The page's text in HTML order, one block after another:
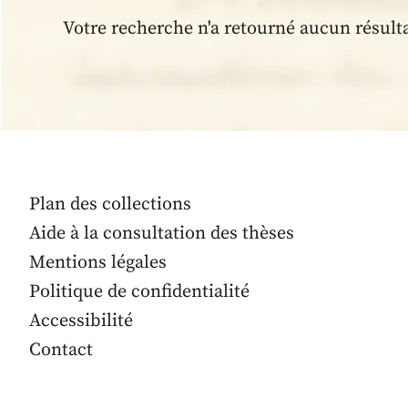
Votre recherche n'a retourné aucun
Plan des collections
Aide à la consultation des thèses
Mentions légales
Politique de confidentialité
Accessibilité
Contact